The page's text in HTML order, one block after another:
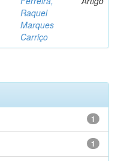
Raquel
Marques
Carriço
1
1